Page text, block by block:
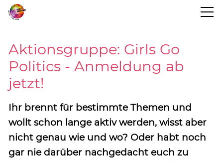
STARTSEITE
BLOG
PROJEKTINFO
TERMINE
Aktionsgruppe: Girls Go
Politics - Anmeldung ab
jetzt!
Ihr brennt für bestimmte Themen und
wollt schon lange aktiv werden, wisst aber
nicht genau wie und wo? Oder habt noch
gar nie darüber nachgedacht euch zu